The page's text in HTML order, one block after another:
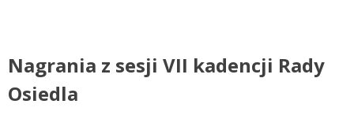
Nagrania z sesji VII kadencji Rady
Osiedla